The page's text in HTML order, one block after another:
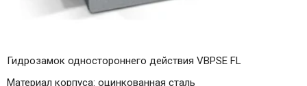
Гидрозамок одностороннего действия VBPSE FL
Материал корпуса: оцинкованная сталь